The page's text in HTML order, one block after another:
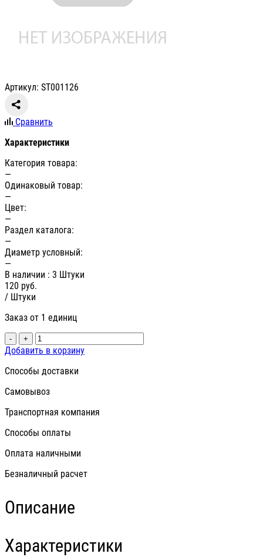
Артикул: ST001126
Сравнить
Характеристики
Категория товара:
—
Одинаковый товар:
—
Цвет:
—
Раздел каталога:
—
Диаметр условный:
—
В наличии : 3 Штуки
120 руб.
/ Штуки
Заказ от 1 единиц
- +
Добавить в корзину
Способы доставки
Самовывоз
Транспортная компания
Способы оплаты
Оплата наличными
Безналичный расчет
Описание
Характеристики